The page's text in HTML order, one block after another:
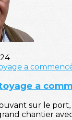
a
sur le
chantier